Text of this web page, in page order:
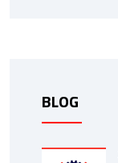
BLOG